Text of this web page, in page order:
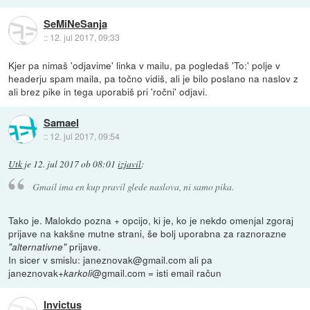
SeMiNeSanja
:: 12. jul 2017, 09:33
Kjer pa nimaš 'odjavime' linka v mailu, pa pogledaš 'To:' polje v
headerju spam maila, pa točno vidiš, ali je bilo poslano na naslov z
ali brez pike in tega uporabiš pri 'ročni' odjavi.
Samael
:: 12. jul 2017, 09:54
Utk je 12. jul 2017 ob 08:01 izjavil:
Gmail ima en kup pravil glede naslova, ni samo pika.
Tako je. Malokdo pozna + opcijo, ki je, ko je nekdo omenjal zgoraj
prijave na kakšne mutne strani, še bolj uporabna za raznorazne
"alternativne"prijave.
In sicer v smislu: janeznovak@gmail.com ali pa
janeznovak+karkoli@gmail.com = isti email račun
Invictus